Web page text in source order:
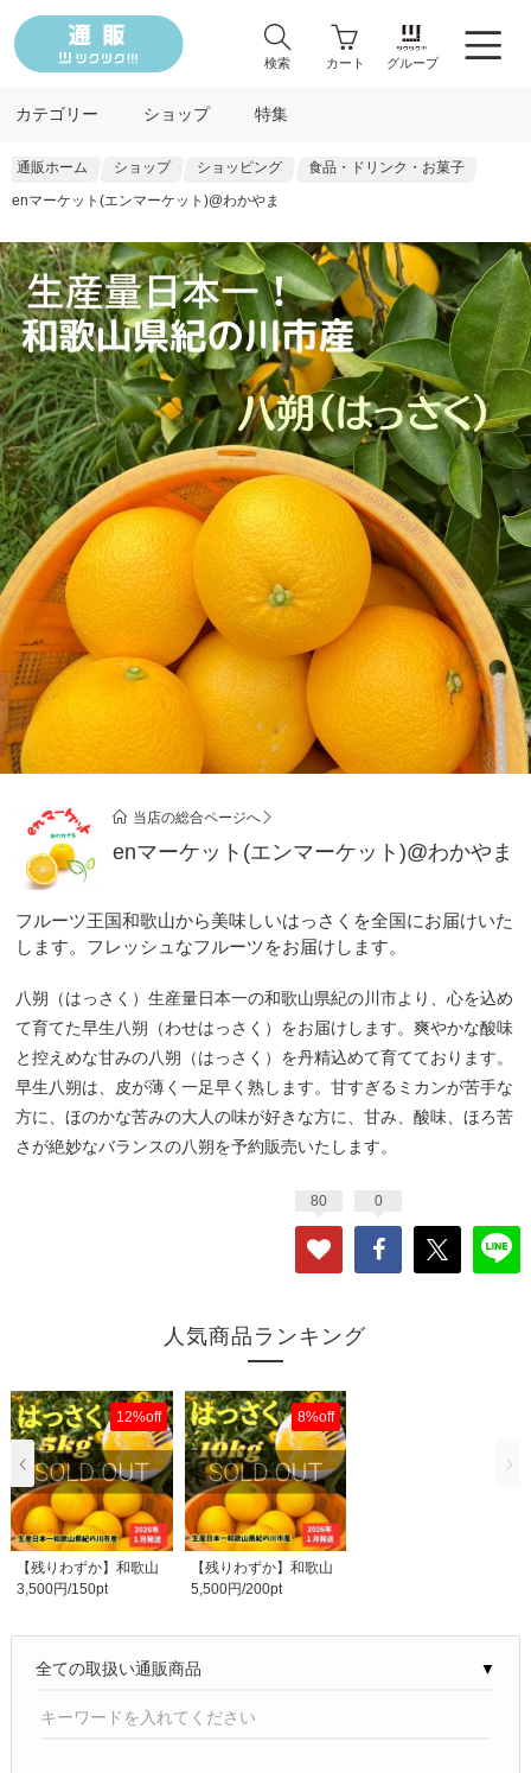
検索 カート グループ
カテゴリー ショップ 特集
通販ホーム ショップ ショッピング
食品・ドリンク・お菓子
enマーケット(エンマーケット)@わかやま
当店の総合ページへ
enマーケット(エンマーケット)@わかやま
フルーツ王国和歌山から美味しいはっさくを全国にお届けいた
します。フレッシュなフルーツをお届けします。
八朔（はっさく）生産量日本一の和歌山県紀の川市より、心を込め
て育てた早生八朔（わせはっさく）をお届けします。爽やかな酸味
と控えめな甘みの八朔（はっさく）を丹精込めて育てております。
早生八朔は、皮が薄く一足早く熟します。甘すぎるミカンが苦手な
方に、ほのかな苦みの大人の味が好きな方に、甘み、酸味、ほろ苦
さが絶妙なバランスの八朔を予約販売いたします。
80 0
人気商品ランキング
12%off
【残りわずか】和歌山
県紀の川市産八朔（..
3,500円/150pt
8%off
【残りわずか】和歌山
県紀の川市産八朔（..
5,500円/200pt
▼